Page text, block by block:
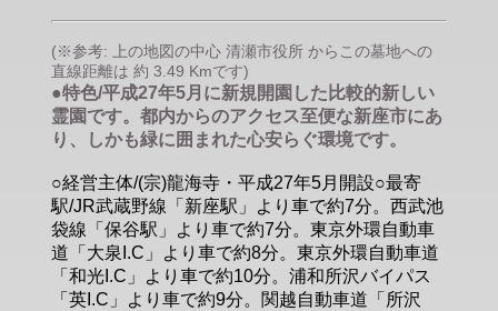
(※参考: 上の地図の中心 清瀬市役所 からこの墓地への
直線距離は 約 3.49 Kmです)
●特色/平成27年5月に新規開園した比較的新しい
霊園です。都内からのアクセス至便な新座市にあ
り、しかも緑に囲まれた心安らぐ環境です。
○経営主体/(宗)龍海寺・平成27年5月開設○最寄
駅/JR武蔵野線「新座駅」より車で約7分。西武池
袋線「保谷駅」より車で約7分。東京外環自動車
道「大泉I.C」より車で約8分。東京外環自動車道
「和光I.C」より車で約10分。浦和所沢バイパス
「英I.C」より車で約9分。関越自動車道「所沢